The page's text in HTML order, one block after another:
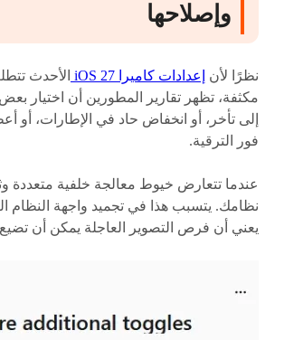
وإصلاحها
نظرًا لأن إعدادات كاميرا iOS 27
الأحدث
مكثفة، تظهر تقارير المطورين أن اختيار
إلى تأخر، أو انخفاض حاد في الإطارات، أو
فور الترقية.
عندما تتعارض خيوط معالجة خلفية متعددة
نظامك. يتسبب هذا في تجميد واجهة النظام
يعني أن فرص التصوير العاجلة يمكن أن